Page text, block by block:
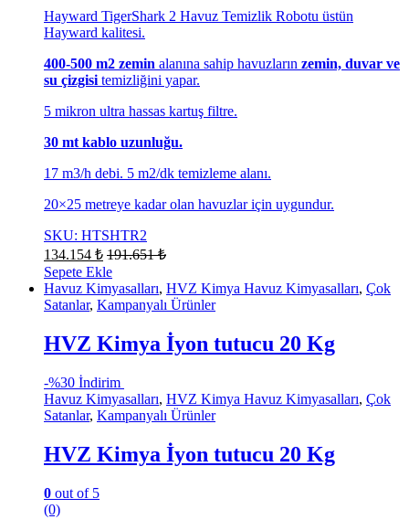
Hayward TigerShark 2 Havuz Temizlik Robotu üstün
Hayward kalitesi.
400-500 m2 zemin alanına sahip havuzların zemin, duvar ve
su çizgisi temizliğini yapar.
5 mikron ultra hassas kartuş filtre.
30 mt kablo uzunluğu.
17 m3/h debi. 5 m2/dk temizleme alanı.
20×25 metreye kadar olan havuzlar için uygundur.
SKU: HTSHTR2
134.154 ₺ 191.651₺
Sepete Ekle
Havuz Kimyasalları, HVZ Kimya Havuz Kimyasalları, Çok
Satanlar, Kampanyalı Ürünler
HVZ Kimya İyon tutucu 20 Kg
-%30 İndirim
Havuz Kimyasalları, HVZ Kimya Havuz Kimyasalları, Çok
Satanlar, Kampanyalı Ürünler
HVZ Kimya İyon tutucu 20 Kg
0 out of 5
(0)